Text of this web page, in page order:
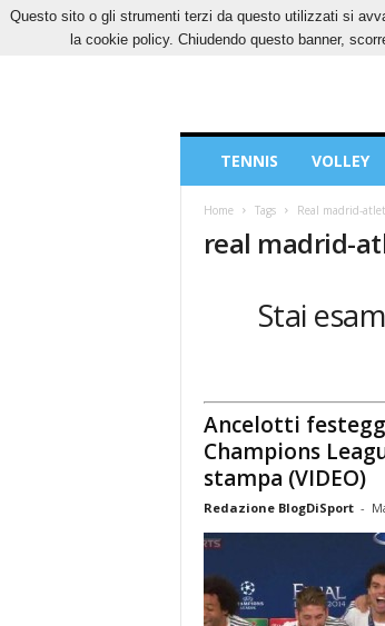
GIOVEDÌ, 6 AGOSTO 2026
Sport
TENNIS VOLLEY
Home Tags Real madrid-
real madrid-
Stai
Ancelotti
Champions
stampa (VIDEO)
Redazione BlogDiSport -
Questo sito o gli strumenti terzi da questo utilizzati si
la cookie policy. Chiudendo questo banner,